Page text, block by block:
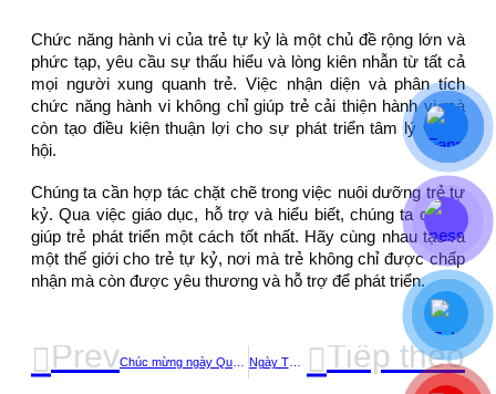
Chức năng hành vi của trẻ tự kỷ là một chủ đề rộng lớn và
phức tạp, yêu cầu sự thấu hiểu và lòng kiên nhẫn từ tất cả
mọi người xung quanh trẻ. Việc nhận diện và phân tích
chức năng hành vi không chỉ giúp trẻ cải thiện hành vi mà
còn tạo điều kiện thuận lợi cho sự phát triển tâm lý và xã
hội.
Chúng ta cần hợp tác chặt chẽ trong việc nuôi dưỡng trẻ tự
kỷ. Qua việc giáo dục, hỗ trợ và hiểu biết, chúng ta có thể
giúp trẻ phát triển một cách tốt nhất. Hãy cùng nhau tạo ra
một thế giới cho trẻ tự kỷ, nơi mà trẻ không chỉ được chấp
nhận mà còn được yêu thương và hỗ trợ để phát triển.
Prev Ngày Thế giới nhận thức về tự kỷ 2/4 Tiếp theo